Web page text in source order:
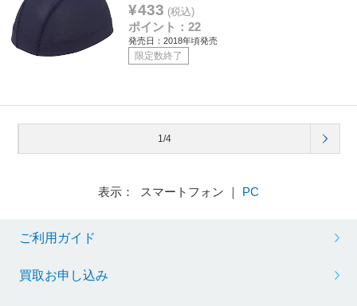
¥433 (税込)
ポイント：22
発売日：2018年頃発売
限定数終了
1/4
表示： スマートフォン ｜ PC
ご利用ガイド
買取お申し込み